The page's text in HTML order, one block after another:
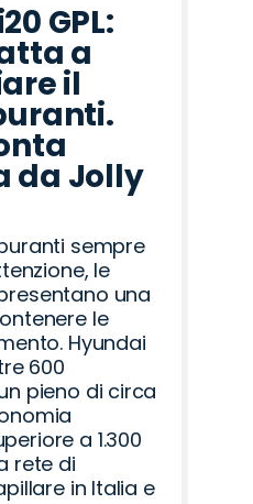
GPL:
a
il
da Jolly
sempre
le
una
le
Hyundai
600
pieno di circa
a 1.300
rete di
in Italia e